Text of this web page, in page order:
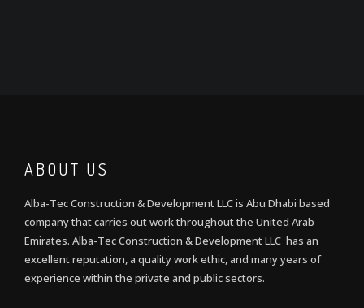
ABOUT US
Alba-Tec Construction & Development LLC is Abu Dhabi based
company that carries out work throughout the United Arab
Emirates. Alba-Tec Construction & Development LLC has an
excellent reputation, a quality work ethic, and many years of
experience within the private and public sectors.